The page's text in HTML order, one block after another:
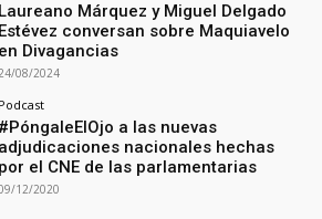
Laureano Márquez y Miguel Delgado
Estévez conversan sobre Maquiavelo
en Divagancias
08/2024
Podcast
#PóngaleElOjo a las nuevas
adjudicaciones nacionales hechas
por el CNE de las parlamentarias
12/2020